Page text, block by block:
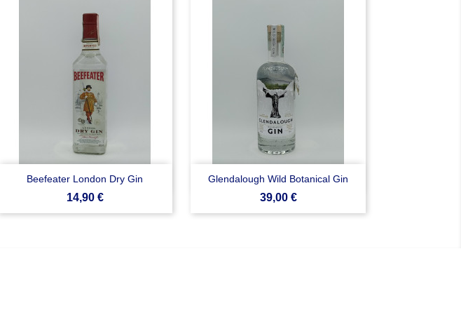
Beefeater London Dry Gin
Prezzo
14,90 €
Anteprima Glendalough Wild Botanical Gin
Prezzo
39,00 €
Anteprima